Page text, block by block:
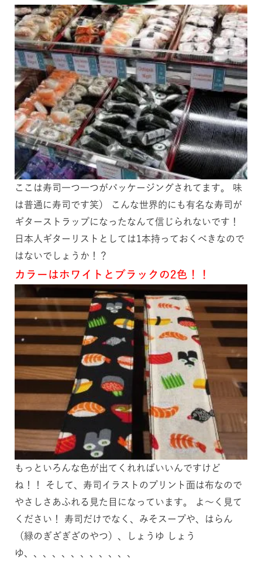
ここは寿司一つ一つがパッケージングされてます。 味
は普通に寿司です笑） こんな世界的にも有名な寿司が
ギターストラップになったなんて信じられないです！
日本人ギターリストとしては1本持っておくべきなので
はないでしょうか！？
カラーはホワイトとブラックの2色！！
もっといろんな色が出てくれればいいんですけど
ね！！ そして、寿司イラストのプリント面は布なので
やさしさあふれる見た目になっています。 よ～く見て
ください！ 寿司だけでなく、みそスープや、はらん
（緑のぎざぎざのやつ）、しょうゆ しょう
ゆ、、、、、、、、、、、、